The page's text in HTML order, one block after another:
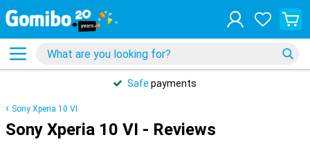
Safe payments
Sony Xperia 10 VI
Sony Xperia 10 VI - Reviews